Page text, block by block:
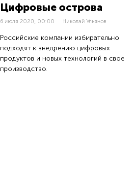
Цифровые острова
6 июля 2020, 00:00 Николай Ульянов
Российские компании избирательно
подходят к внедрению цифровых
продуктов и новых технологий в свое
производство.